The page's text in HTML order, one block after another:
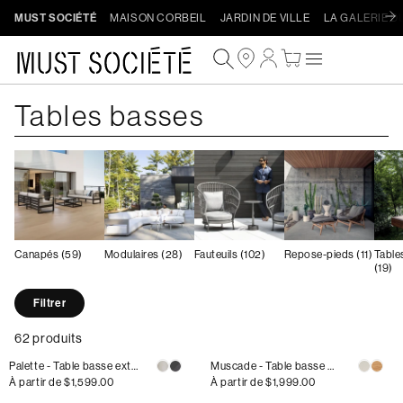
MUST SOCIÉTÉ MAISON CORBEIL JARDIN DE VILLE LA GALERIE
Connexion
Panier
Procéder au paiement
Collection:
Tables basses
Canapés (59) Modulaires (28) Fauteuils (102) Repose-pieds (11)
(19)
Filtrer
62 produits
Palette - Table basse extérieure en céramique
Prix
À partir de$1,599.00
Muscade - Table basse extérieure en aluminium
Prix
À partir de$1,999.00